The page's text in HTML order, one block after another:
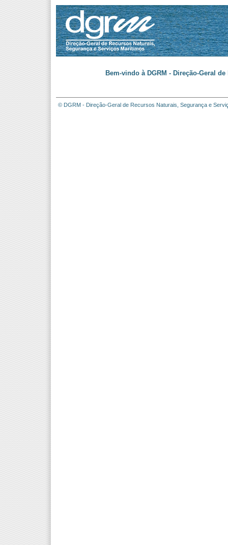
Bem-vindo à DGRM - Direção-Geral
© DGRM - Direção-Geral de Recursos Naturais, Segurança e